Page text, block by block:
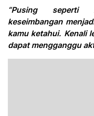
“Pusing seperti
keseimbangan
kamu ketahui. Kenali
dapat mengganggu